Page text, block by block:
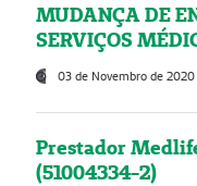
MUDANÇA DE
SERVIÇOS
03 de Novembro de 2020
Prestador
(51004334-2)